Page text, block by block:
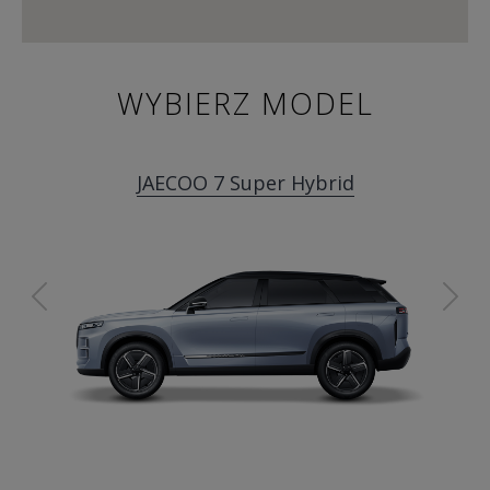
WYBIERZ MODEL
JAECOO 7 Super Hybrid
Previous